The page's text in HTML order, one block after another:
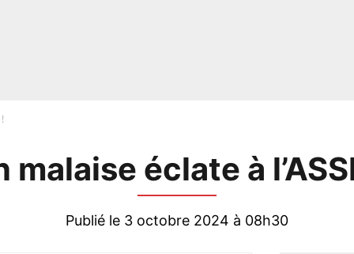
malaise éclate à
Publié le 3 octobre 2024 à 08h30